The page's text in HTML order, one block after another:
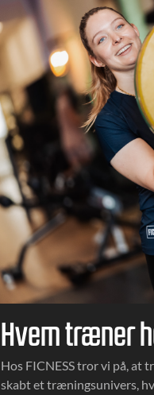
Hvem træner
Hos FICNESS tror vi på,
skabt et træningsunivers,